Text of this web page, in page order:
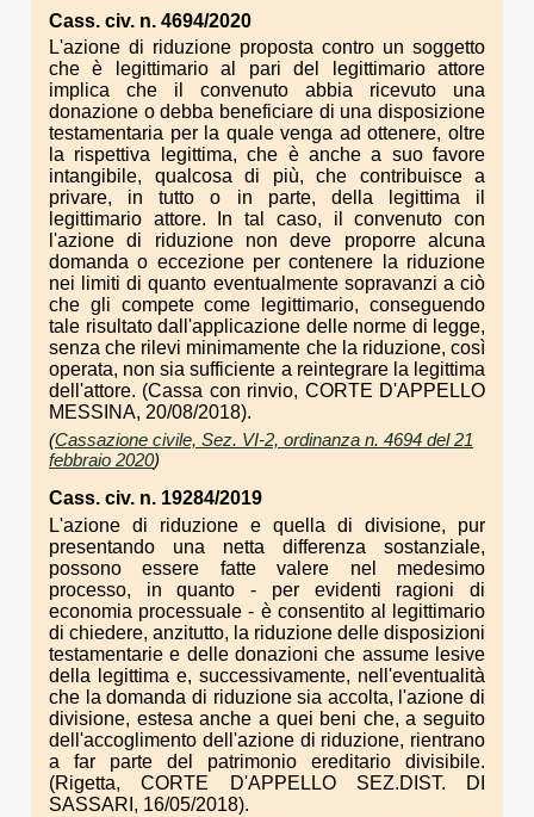
Cass. civ. n. 4694/2020
L'azione di riduzione proposta contro un soggetto
che è legittimario al pari del legittimario attore
implica che il convenuto abbia ricevuto una
donazione o debba beneficiare di una disposizione
testamentaria per la quale venga ad ottenere, oltre
la rispettiva legittima, che è anche a suo favore
intangibile, qualcosa di più, che contribuisce a
privare, in tutto o in parte, della legittima il
legittimario attore. In tal caso, il convenuto con
l'azione di riduzione non deve proporre alcuna
domanda o eccezione per contenere la riduzione
nei limiti di quanto eventualmente sopravanzi a ciò
che gli compete come legittimario, conseguendo
tale risultato dall'applicazione delle norme di legge,
senza che rilevi minimamente che la riduzione, così
operata, non sia sufficiente a reintegrare la legittima
dell'attore. (Cassa con rinvio, CORTE D'APPELLO
MESSINA, 20/08/2018).
(Cassazione civile, Sez. VI-2, ordinanza n. 4694 del 21
febbraio 2020)
Cass. civ. n. 19284/2019
L'azione di riduzione e quella di divisione, pur
presentando una netta differenza sostanziale,
possono essere fatte valere nel medesimo
processo, in quanto - per evidenti ragioni di
economia processuale - è consentito al legittimario
di chiedere, anzitutto, la riduzione delle disposizioni
testamentarie e delle donazioni che assume lesive
della legittima e, successivamente, nell'eventualità
che la domanda di riduzione sia accolta, l'azione di
divisione, estesa anche a quei beni che, a seguito
dell'accoglimento dell'azione di riduzione, rientrano
a far parte del patrimonio ereditario divisibile.
(Rigetta, CORTE D'APPELLO SEZ.DIST. DI
SASSARI, 16/05/2018).